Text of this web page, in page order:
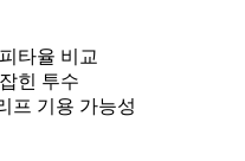
타율 비교
힌 투수
프 기용 가능성